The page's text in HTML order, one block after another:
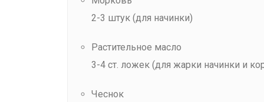
2-3 штук (для начинки)
Растительное масло
3-4 ст. ложек (для жарки начинки и
Чеснок